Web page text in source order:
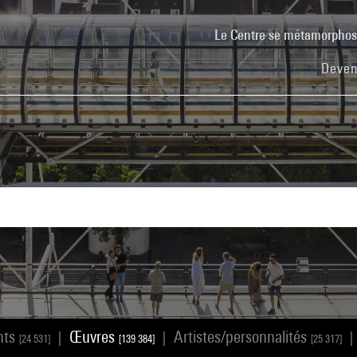
Le Centre se
[24 531] Œuvres [139 384] Artistes/personnalités [25 317]